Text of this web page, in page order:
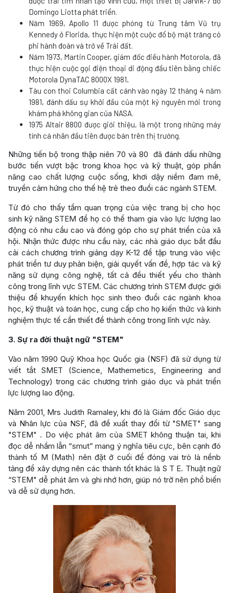
Domingo Liotta phát triển.
Năm 1969, Apollo 11 được phóng từ Trung tâm Vũ trụ
Kennedy ở Florida, thực hiện một cuộc đổ bộ mặt trăng có
phi hành đoàn và trở về Trái đất.
Năm 1973, Martin Cooper, giám đốc điều hành Motorola, đã
thực hiện cuộc gọi điện thoại di động đầu tiên bằng chiếc
Motorola DynaTAC 8000X 1981.
Tàu con thoi Columbia cất cánh vào ngày 12 tháng 4 năm
1981, đánh dấu sự khởi đầu của một kỷ nguyên mới trong
khám phá không gian của NASA.
1975 Altair 8800 được giới thiệu, là một trong những máy
tính cá nhân đầu tiên được bán trên thị trường.
Những tiến bộ trong thập niên 70 và 80 đã đánh dấu những
bước tiến vượt bậc trong khoa học và kỹ thuật, góp phần
nâng cao chất lượng cuộc sống, khơi dậy niềm đam mê,
truyền cảm hứng cho thế hệ trẻ theo đuổi các ngành STEM.
Từ đó cho thấy tầm quan trọng của việc trang bị cho học
sinh kỹ năng STEM để họ có thể tham gia vào lực lượng lao
động có nhu cầu cao và đóng góp cho sự phát triển của xã
hội. Nhận thức được nhu cầu này, các nhà giáo dục bắt đầu
cải cách chương trình giảng dạy K-12 để tập trung vào việc
phát triển tư duy phản biện, giải quyết vấn đề, hợp tác và kỹ
năng sử dụng công nghệ, tất cả đều thiết yếu cho thành
công trong lĩnh vực STEM. Các chương trình STEM được giới
thiệu để khuyến khích học sinh theo đuổi các ngành khoa
học, kỹ thuật và toán học, cung cấp cho họ kiến thức và kinh
nghiệm thực tế cần thiết để thành công trong lĩnh vực này.
3. Sự ra đời thuật ngữ "STEM"
Vào năm 1990 Quỹ Khoa học Quốc gia (NSF) đã sử dụng từ
viết tắt SMET (Science, Mathemetics, Engineering and
Technology) trong các chương trình giáo dục và phát triển
lực lượng lao động.
Năm 2001, Mrs Judith Ramaley, khi đó là Giám đốc Giáo dục
và Nhân lực của NSF, đã đề xuất thay đổi từ "SMET" sang
"STEM" . Do việc phát âm của SMET không thuận tai, khi
đọc dễ nhầm lẫn “smut” mang ý nghĩa tiêu cực, bên cạnh đó
thành tố M (Math) nên đặt ở cuối để đóng vai trò là nềnb
tảng để xây dựng nên các thành tốt khác là S T E. Thuật ngữ
“STEM" dễ phát âm và ghi nhớ hơn, giúp nó trở nên phổ biến
và dễ sử dụng hơn.